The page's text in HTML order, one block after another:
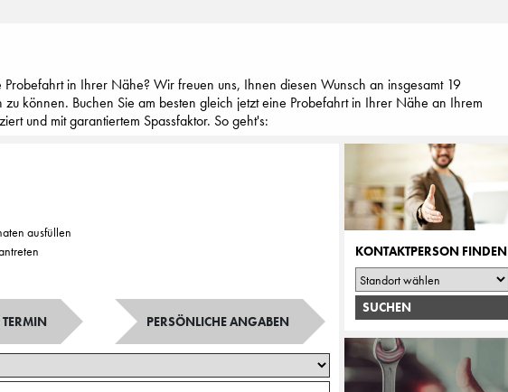
in Ihrer Nähe? Wir freuen uns, Ihnen diesen Wunsch an insgesamt 19
können. Buchen Sie am besten gleich jetzt eine Probefahrt in Ihrer Nähe an Ihrem
und mit garantiertem Spassfaktor. So geht's:
ausfüllen
TERMIN PERSÖNLICHE ANGABEN
KONTAKTPERSON FINDEN